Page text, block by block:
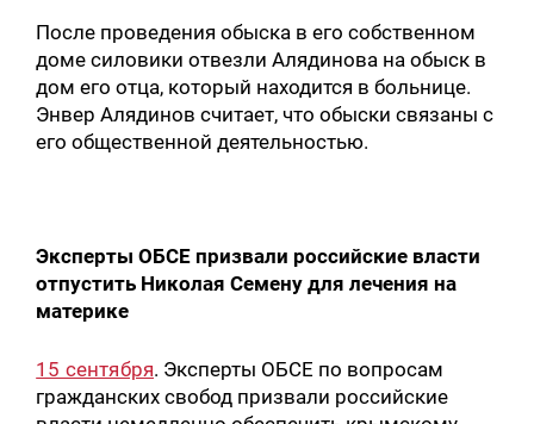
После проведения обыска в его собственном
доме силовики отвезли Алядинова на обыск в
дом его отца, который находится в больнице.
Энвер Алядинов считает, что обыски связаны с
его общественной деятельностью.
Эксперты ОБСЕ призвали российские власти
отпустить Николая Семену для лечения на
материке
15 сентября. Эксперты ОБСЕ по вопросам
гражданских свобод призвали российские